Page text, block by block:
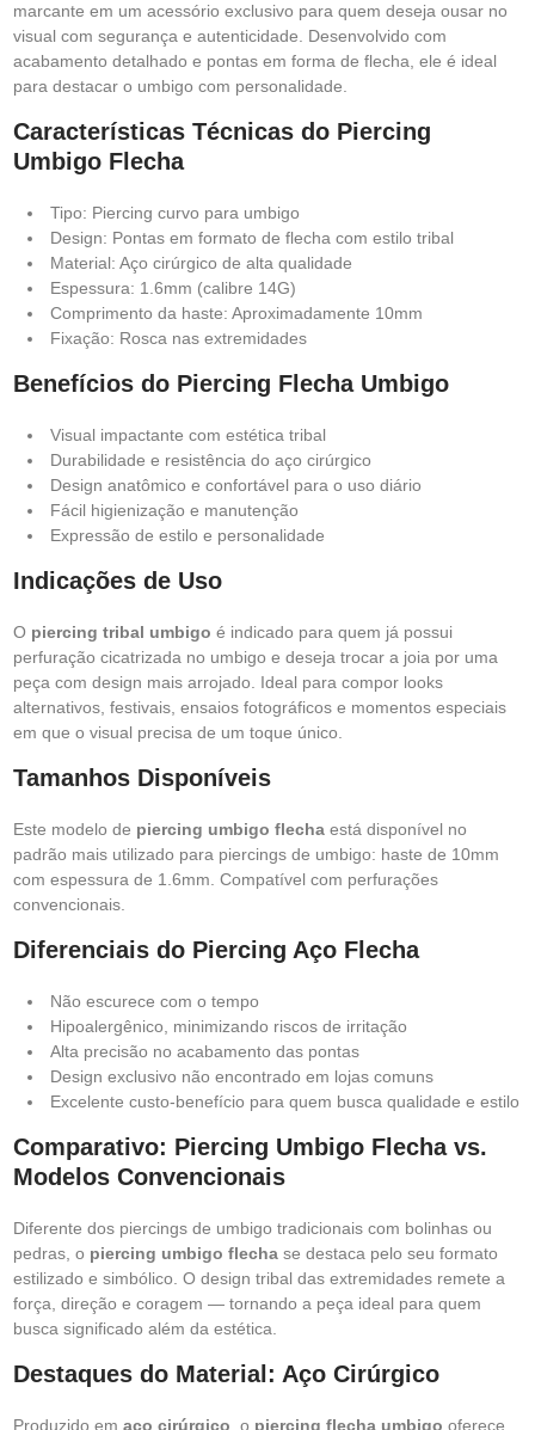
marcante em um acessório exclusivo para quem deseja ousar no
visual com segurança e autenticidade. Desenvolvido com
acabamento detalhado e pontas em forma de flecha, ele é ideal
para destacar o umbigo com personalidade.
Características Técnicas do Piercing
Umbigo Flecha
Tipo: Piercing curvo para umbigo
Design: Pontas em formato de flecha com estilo tribal
Material: Aço cirúrgico de alta qualidade
Espessura: 1.6mm (calibre 14G)
Comprimento da haste: Aproximadamente 10mm
Fixação: Rosca nas extremidades
Benefícios do Piercing Flecha Umbigo
Visual impactante com estética tribal
Durabilidade e resistência do aço cirúrgico
Design anatômico e confortável para o uso diário
Fácil higienização e manutenção
Expressão de estilo e personalidade
Indicações de Uso
O piercing tribal umbigo é indicado para quem já possui
perfuração cicatrizada no umbigo e deseja trocar a joia por uma
peça com design mais arrojado. Ideal para compor looks
alternativos, festivais, ensaios fotográficos e momentos especiais
em que o visual precisa de um toque único.
Tamanhos Disponíveis
Este modelo de piercing umbigo flecha está disponível no
padrão mais utilizado para piercings de umbigo: haste de 10mm
com espessura de 1.6mm. Compatível com perfurações
convencionais.
Diferenciais do Piercing Aço Flecha
Não escurece com o tempo
Hipoalergênico, minimizando riscos de irritação
Alta precisão no acabamento das pontas
Design exclusivo não encontrado em lojas comuns
Excelente custo-benefício para quem busca qualidade e estilo
Comparativo: Piercing Umbigo Flecha vs.
Modelos Convencionais
Diferente dos piercings de umbigo tradicionais com bolinhas ou
pedras, o piercing umbigo flecha se destaca pelo seu formato
estilizado e simbólico. O design tribal das extremidades remete a
força, direção e coragem — tornando a peça ideal para quem
busca significado além da estética.
Destaques do Material: Aço Cirúrgico
Produzido em aço cirúrgico , o piercing flecha umbigo oferece